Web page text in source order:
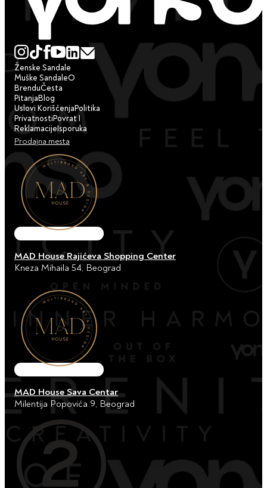
Ženske Sandale
Muške SandaleO
BrenduČesta
PitanjaBlog
Uslovi KorišćenjaPolitika
PrivatnostiPovrat I
ReklamacijeIsporuka
Prodajna mesta
MAD House Rajićeva Shopping Center
Kneza Mihaila 54, Beograd
MAD House Sava Centar
Milentija Popovića 9, Beograd